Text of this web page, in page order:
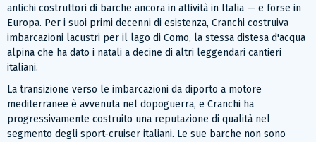
antichi costruttori di barche ancora in attività in Italia — e forse in
Europa. Per i suoi primi decenni di esistenza, Cranchi costruiva
imbarcazioni lacustri per il lago di Como, la stessa distesa d'acqua
alpina che ha dato i natali a decine di altri leggendari cantieri
italiani.
La transizione verso le imbarcazioni da diporto a motore
mediterranee è avvenuta nel dopoguerra, e Cranchi ha
progressivamente costruito una reputazione di qualità nel
segmento degli sport-cruiser italiani. Le sue barche non sono